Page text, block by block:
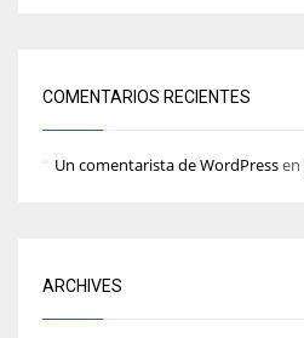
COMENTARIOS RECIENTES
Un comentarista de WordPressen
ARCHIVES